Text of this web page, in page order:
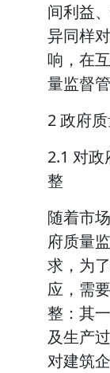
间利益
异同样
响，在
量监督
2 政府
2.1 对
整
随着市
府质量
求，为
应，需
整：其
及生产
对建筑